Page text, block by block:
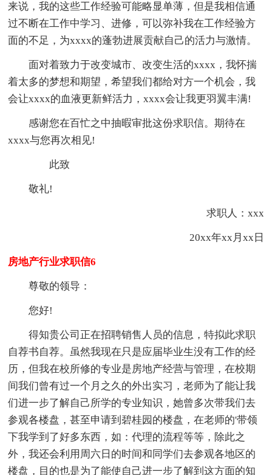
来说，我的这些工作经验可能略显单薄，但是我相信通
过不断在工作中学习、进修，可以弥补我在工作经验方
面的不足，为xxxx的蓬勃进展贡献自己的活力与激情。
面对着致力于改变城市、改变生活的xxxx，我怀揣
着太多的梦想和期望，希望我们都给对方一个机会，我
会让xxxx的血液更新鲜活力，xxxx会让我更羽翼丰满!
感谢您在百忙之中抽暇审批这份求职信。期待在
xxxx与您再次相见!
此致
敬礼!
求职人：xxx
20xx年xx月xx日
房地产行业求职信6
尊敬的领导：
您好!
得知贵公司正在招聘销售人员的信息，特拟此求职
自荐书自荐。虽然我现在只是应届毕业生没有工作的经
历，但我在校所修的专业是房地产经营与管理，在校期
间我们曾有过一个月之久的外出实习，老师为了能让我
们进一步了解自己所学的专业知识，她曾多次带我们去
参观各楼盘，甚至申请到碧桂园的楼盘，在老师的'带领
下我学到了好多东西，如：代理的流程等等，除此之
外，我还会利用周六日的时间和同学们去参观各地区的
楼盘，目的也是为了能使自己进一步了解到这方面的知